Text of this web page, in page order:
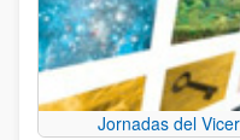
Jornadas del